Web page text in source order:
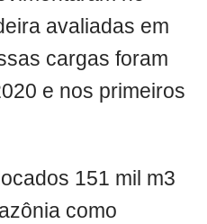
avaliadas em
cargas foram
e nos primeiros
151 mil m3
como